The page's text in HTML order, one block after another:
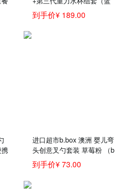
绿）儿童餐具
到手价¥ 189.00
进口超市b.box 澳洲 婴儿弯
头创意叉勺套装 草莓粉 （b
box训练勺 宝宝儿童餐具叉
子勺子）
到手价¥ 73.00